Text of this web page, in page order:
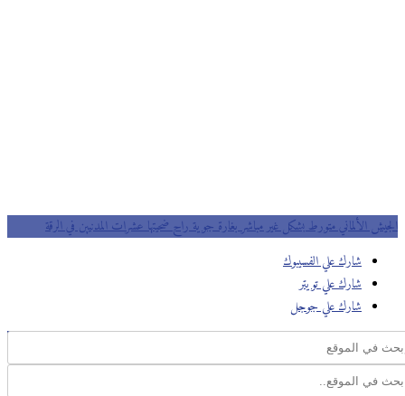
الجيش الألماني متورط بشكل غير مباشر بغارة جوية راح ضحيتها عشرات المدنيين في الرقة
شارك علي الفسيبوك
شارك علي تويتر
شارك علي جوجل